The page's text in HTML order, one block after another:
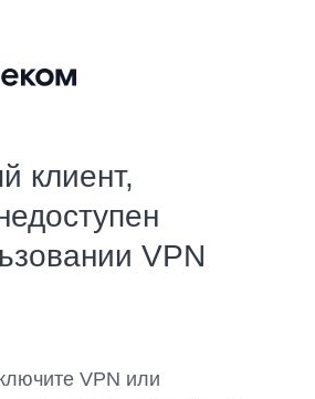
клиент,
VPN
VPN или